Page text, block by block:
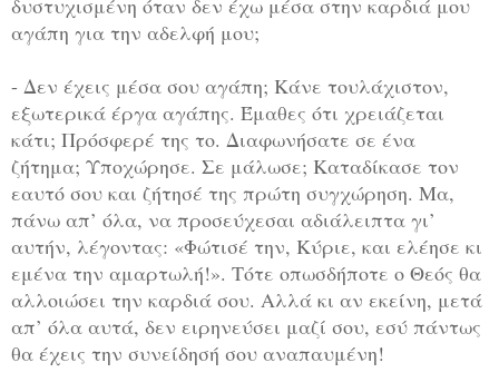
δυστυχισμένη όταν δεν έχω μέσα στην καρδιά μου
αγάπη για την αδελφή μου;
- Δεν έχεις μέσα σου αγάπη; Κάνε τουλάχιστον,
εξωτερικά έργα αγάπης. Έμαθες ότι χρειάζεται
κάτι; Πρόσφερέ της το. Διαφωνήσατε σε ένα
ζήτημα; Υποχώρησε. Σε μάλωσε; Καταδίκασε τον
εαυτό σου και ζήτησέ της πρώτη συγχώρηση. Μα,
πάνω απ’ όλα, να προσεύχεσαι αδιάλειπτα γι’
αυτήν, λέγοντας: «Φώτισέ την, Κύριε, και ελέησε κι
εμένα την αμαρτωλή!». Τότε οπωσδήποτε ο Θεός θα
αλλοιώσει την καρδιά σου. Αλλά κι αν εκείνη, μετά
απ’ όλα αυτά, δεν ειρηνεύσει μαζί σου, εσύ πάντως
θα έχεις την συνείδησή σου αναπαυμένη!